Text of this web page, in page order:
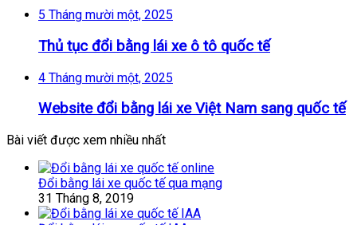
5 Tháng mười một, 2025
Thủ tục đổi bằng lái xe ô tô quốc tế
4 Tháng mười một, 2025
Website đổi bằng lái xe Việt Nam sang quốc tế
Bài viết được xem nhiều nhất
Đổi bằng lái xe quốc tế qua mạng
31 Tháng 8, 2019